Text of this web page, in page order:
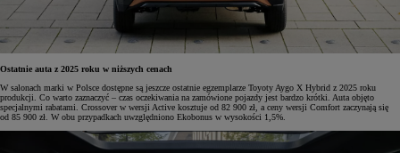
Ostatnie auta z 2025 roku w niższych cenach
W salonach marki w Polsce dostępne są jeszcze ostatnie egzemplarze Toyoty Aygo X Hybrid z 2025 roku
produkcji. Co warto zaznaczyć – czas oczekiwania na zamówione pojazdy jest bardzo krótki. Auta objęto
specjalnymi rabatami. Crossover w wersji Active kosztuje od 82 900 zł, a ceny wersji Comfort zaczynają się
od 85 900 zł. W obu przypadkach uwzględniono Ekobonus w wysokości 1,5%.